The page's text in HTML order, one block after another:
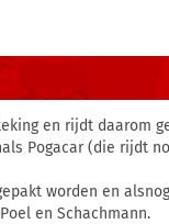
en rijdt daarom
Pogacar (die rijdt
worden en
en Schachmann.